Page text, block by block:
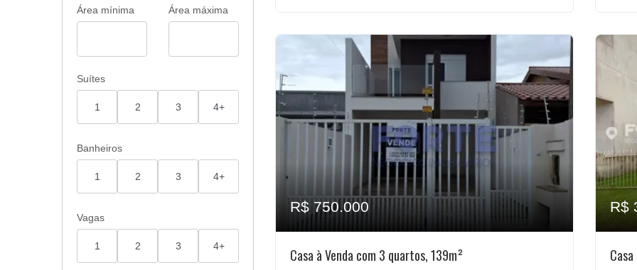
Área mínima Área máxima
Suítes
1 2 3 4+
Banheiros
1 2 3 4+
Vagas
1 2 3 4+
R$ 750.000
Casa à Venda com 3 quartos, 139m²
R$